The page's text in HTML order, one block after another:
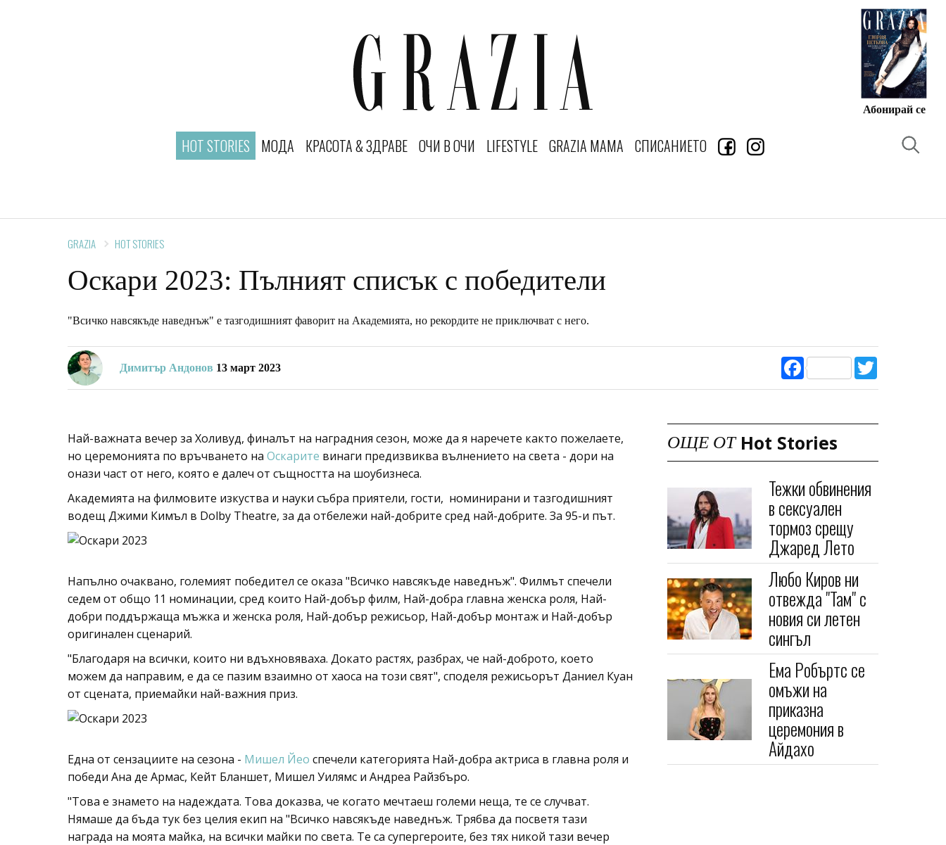
Абонирай се
HOT STORIES МОДА КРАСОТА & ЗДРАВЕ ОЧИ В ОЧИ LIFESTYLE GRAZIA MAMA СПИСАНИЕТО
GRAZIA HOT STORIES
Оскари 2023: Пълният списък с победители
"Всичко навсякъде наведнъж" е тазгодишният фаворит на Академията, но рекордите не приключват с него.
Димитър Андонов 13 март 2023 Facebook
Най-важната вечер за Холивуд, финалът на наградния сезон, може да я наречете както пожелаете,
но церемонията по връчването на Оскарите винаги предизвиква вълнението на света - дори на
онази част от него, която е далеч от същността на шоубизнеса.
Академията на филмовите изкуства и науки събра приятели, гости, номинирани и тазгодишният
водещ Джими Кимъл в Dolby Theatre, за да отбележи най-добрите сред най-добрите. За 95-и път.
Напълно очаквано, големият победител се оказа "Всичко навсякъде наведнъж". Филмът спечели
седем от общо 11 номинации, сред които Най-добър филм, Най-добра главна женска роля, Най-
добри поддържаща мъжка и женска роля, Най-добър режисьор, Най-добър монтаж и Най-добър
оригинален сценарий.
"Благодаря на всички, които ни вдъхновяваха. Докато растях, разбрах, че най-доброто, което
можем да направим, е да се пазим взаимно от хаоса на този свят", споделя режисьорът Даниел Куан
от сцената, приемайки най-важния приз.
Една от сензациите на сезона - Мишел Йео спечели категорията Най-добра актриса в главна роля и
победи Ана де Армас, Кейт Бланшет, Мишел Уилямс и Андреа Райзбъро.
"Това е знамето на надеждата. Това доказва, че когато мечтаеш големи неща, те се случват.
Нямаше да бъда тук без целия екип на "Всичко навсякъде наведнъж. Трябва да посветя тази
награда на моята майка, на всички майки по света. Те са супергероите, без тях никой тази вечер
ОЩЕ ОТ Hot Stories
Тежки обвинения
в сексуален
тормоз срещу
Джаред Лето
Любо Киров ни
отвежда "Там" с
новия си летен
сингъл
Ема Робъртс се
омъжи на
приказна
церемония в
Айдахо